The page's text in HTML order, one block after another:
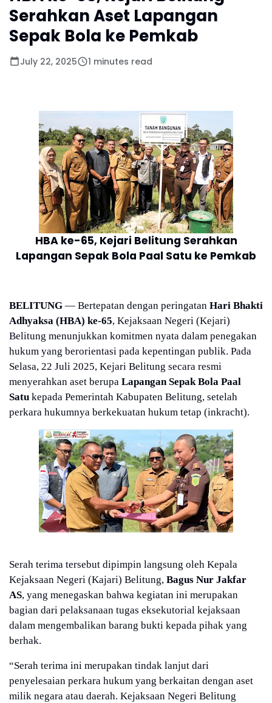
Serahkan Aset Lapangan
Sepak Bola ke Pemkab
July 22, 2025 1 minutes read
HBA ke-65, Kejari Belitung Serahkan
Lapangan Sepak Bola Paal Satu ke Pemkab
BELITUNG — Bertepatan dengan peringatan Hari Bhakti
Adhyaksa (HBA) ke-65, Kejaksaan Negeri (Kejari)
Belitung menunjukkan komitmen nyata dalam penegakan
hukum yang berorientasi pada kepentingan publik. Pada
Selasa, 22 Juli 2025, Kejari Belitung secara resmi
menyerahkan aset berupa Lapangan Sepak Bola Paal
Satu kepada Pemerintah Kabupaten Belitung, setelah
perkara hukumnya berkekuatan hukum tetap (inkracht).
Serah terima tersebut dipimpin langsung oleh Kepala
Kejaksaan Negeri (Kajari) Belitung, Bagus Nur Jakfar
AS, yang menegaskan bahwa kegiatan ini merupakan
bagian dari pelaksanaan tugas eksekutorial kejaksaan
dalam mengembalikan barang bukti kepada pihak yang
berhak.
“Serah terima ini merupakan tindak lanjut dari
penyelesaian perkara hukum yang berkaitan dengan aset
milik negara atau daerah. Kejaksaan Negeri Belitung